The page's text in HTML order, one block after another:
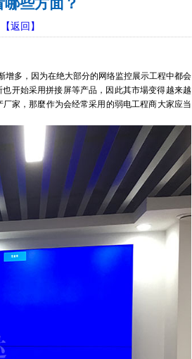
【返回】
增多，因为在绝大部分的网络监控展示工程中都会
开始采用拼接屏等产品，因此其市場变得越来越
家，那麼作为会经常采用的弱电工程商大家应当